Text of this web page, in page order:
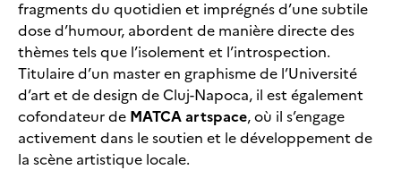
fragments du quotidien et imprégnés d’une subtile
dose d’humour, abordent de manière directe des
thèmes tels que l’isolement et l’introspection.
Titulaire d’un master en graphisme de l’Université
d’art et de design de Cluj-Napoca, il est également
cofondateur de MATCA artspace, où il s’engage
activement dans le soutien et le développement de
la scène artistique locale.